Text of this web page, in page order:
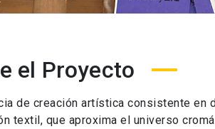
el Proyecto
de creación artística consistente
textil, que aproxima el universo